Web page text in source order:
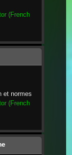
(French
et normes
(French